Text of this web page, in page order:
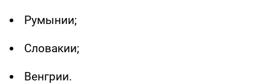
Румынии;
Словакии;
Венгрии.